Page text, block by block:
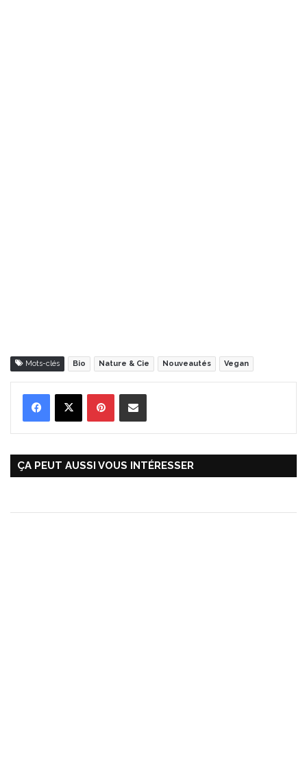
Mots-clés Bio Nature & Cie Nouveautés Vegan
ÇA PEUT AUSSI VOUS INTÉRESSER